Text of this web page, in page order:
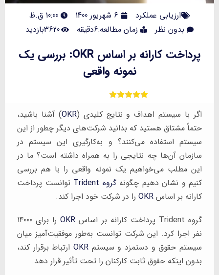
ارزیابی عملکرد 6 شهریور 1400
10:00 ق.ظ
بدون نظر
زمان مطالعه:6دقیقه 3620بازدید
پرداخت کارانه بر اساس OKR: بررسی یک
نمونه واقعی
اگر با سیستم اهداف و نتایج کلیدی (OKR) آشنا باشید،
حتماً مشتاق هستید که بدانید شرکت‌های دیگر چطور از این
سیستم استفاده می‌کنند؟ و به‌کارگیری این سیستم در
سازمان آن‌ها چه نتایجی را به همراه داشته است؟ ما در
این مطلب می‌خواهیم یک نمونه واقعی را با هم بررسی
کنیم و نشان دهیم چگونهگروه Trident
توانست پرداخت
کارانه بر اساس OKR را در شرکت خود اجرا کند.
گروه Trident پرداخت کارانه بر اساس
OKR
را برای 14000
نفر اجرا کرد. این شرکت توانست به‌طور موفقیت‌آمیز میان
سیستم حقوق و دستمزد و سیستم OKR ارتباط برقرار کند،
بدون اینکه حقوق ثابت کارکنان را تحت تأثیر قرار دهد.